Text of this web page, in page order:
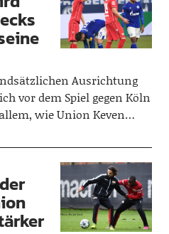
Ausrichtung
vor dem Spiel gegen Köln
wie Union Keven…